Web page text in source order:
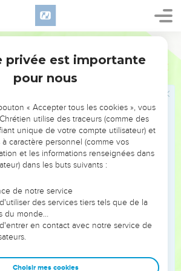
Introduction
que ces deux aspects de la vie de
silence ses fautes et l’idolâtrie de la
8). Car l’auteur cherche à montrer, aux
et Salomon et la restauration entreprise
promesse de la permanence de la
divin de Jérusalem est souligné (2 Ch
l’élection des lévites, appelés à le
de l’alliance (1 Ch 15.2 ; 23.24-32), et
du Temple avec son rituel (ch.7).
avaient été détruits et le peuple
de l’histoire, le Chroniste fait
que, malgré cela, l’Eternel restait
du livre, qui retrace l’histoire de
conformément à sa vision de
privée est importante
pour nous
« Accepter tous les cookies », vous
utilise des traceurs (comme des
unique de votre compte utilisateur) et
caractère personnel (comme vos
et les informations renseignées dans
dans les buts suivants :
de notre service
des services tiers tels que de la
du monde…
en contact avec notre service de
Choisir mes cookies